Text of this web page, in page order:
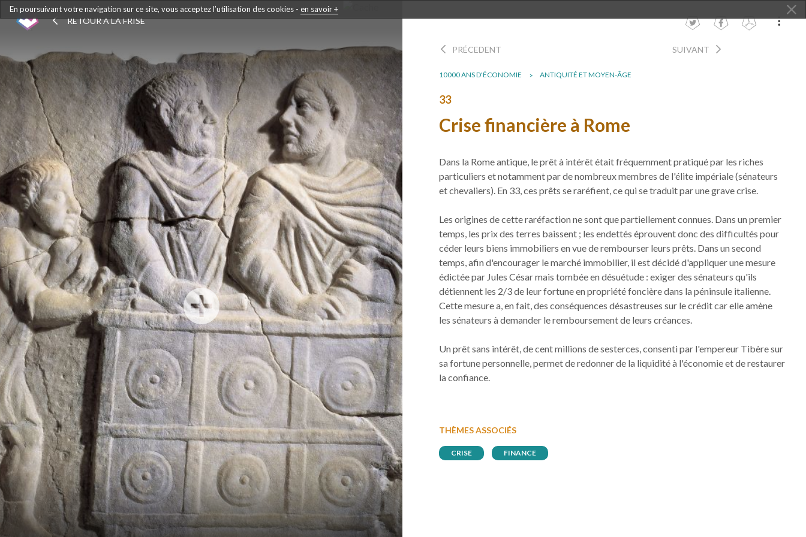
RETOUR À LA FRISE
PRÉCEDENT SUIVANT
10000 ANS D'ÉCONOMIE ANTIQUITÉ ET MOYEN-ÂGE
33
Crise financière à Rome
Dans la Rome antique, le prêt à intérêt était fréquemment pratiqué par les riches
particuliers et notamment par de nombreux membres de l'élite impériale (sénateurs
et chevaliers). En 33, ces prêts se raréfient, ce qui se traduit par une grave crise.
Les origines de cette raréfaction ne sont que partiellement connues. Dans un premier
temps, les prix des terres baissent ; les endettés éprouvent donc des difficultés pour
céder leurs biens immobiliers en vue de rembourser leurs prêts. Dans un second
temps, afin d'encourager le marché immobilier, il est décidé d'appliquer une mesure
édictée par Jules César mais tombée en désuétude : exiger des sénateurs qu'ils
détiennent les 2/3 de leur fortune en propriété foncière dans la péninsule italienne.
Cette mesure a, en fait, des conséquences désastreuses sur le crédit car elle amène
les sénateurs à demander le remboursement de leurs créances.
Un prêt sans intérêt, de cent millions de sesterces, consenti par l'empereur Tibère sur
sa fortune personnelle, permet de redonner de la liquidité à l'économie et de restaurer
la confiance.
THÈMES ASSOCIÉS
CRISE FINANCE
En poursuivant votre navigation sur ce site, vous acceptez l’utilisation des cookies - en savoir +